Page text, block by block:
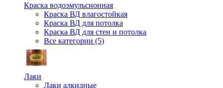
Краска водоэмульсионная
Краска ВД влагостойкая
Краска ВД для потолка
Краска ВД для стен и потолка
Все категории (5)
Лаки
Лаки алкидные